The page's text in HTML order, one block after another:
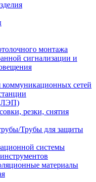
монтажа
сигнализации и
сетей
(ЛЭП)
резки, снятия
Трубы для защиты
системы
материалы